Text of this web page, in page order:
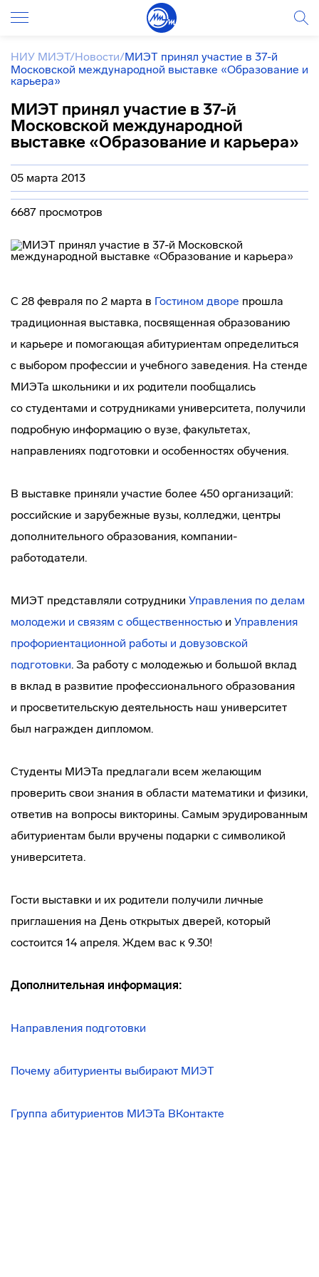
НИУ МИЭТ/Новости/МИЭТ принял участие в 37-й
Московской международной выставке «Образование и
карьера»
МИЭТ принял участие в 37-й
Московской международной
выставке «Образование и карьера»
05 марта 2013
6687 просмотров
С 28 февраля по 2 марта в Гостином дворе прошла
традиционная выставка, посвященная образованию
и карьере и помогающая абитуриентам определиться
с выбором профессии и учебного заведения. На стенде
МИЭТа школьники и их родители пообщались
со студентами и сотрудниками университета, получили
подробную информацию о вузе, факультетах,
направлениях подготовки и особенностях обучения.
В выставке приняли участие более 450 организаций:
российские и зарубежные вузы, колледжи, центры
дополнительного образования, компании-
работодатели.
МИЭТ представляли сотрудники Управления по делам
молодежи и связям с общественностью и Управления
профориентационной работы и довузовской
подготовки. За работу с молодежью и большой вклад
в вклад в развитие профессионального образования
и просветительскую деятельность наш университет
был награжден дипломом.
Студенты МИЭТа предлагали всем желающим
проверить свои знания в области математики и физики,
ответив на вопросы викторины. Самым эрудированным
абитуриентам были вручены подарки с символикой
университета.
Гости выставки и их родители получили личные
приглашения на День открытых дверей, который
состоится 14 апреля. Ждем вас к 9.30!
Дополнительная информация:
Направления подготовки
Почему абитуриенты выбирают МИЭТ
Группа абитуриентов МИЭТа ВКонтакте